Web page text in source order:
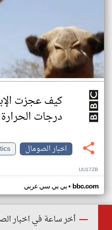
كيف عجزت
درجات
اخبار الصومال
UU17ZB
بي بي سي عربي• bbc.com
أخر ساعة في اخبار